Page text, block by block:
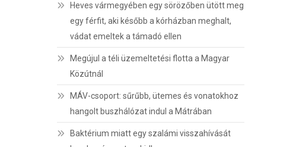
Heves vármegyében egy sörözőben ütött meg
egy férfit, aki később a kórházban meghalt,
vádat emeltek a támadó ellen
Megújul a téli üzemeltetési flotta a Magyar
Közútnál
MÁV-csoport: sűrűbb, ütemes és vonatokhoz
hangolt buszhálózat indul a Mátrában
Baktérium miatt egy szalámi visszahívását